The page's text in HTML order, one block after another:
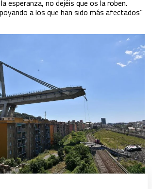
esperanza, no dejéis que os la roben.
a los que han sido más afectados”